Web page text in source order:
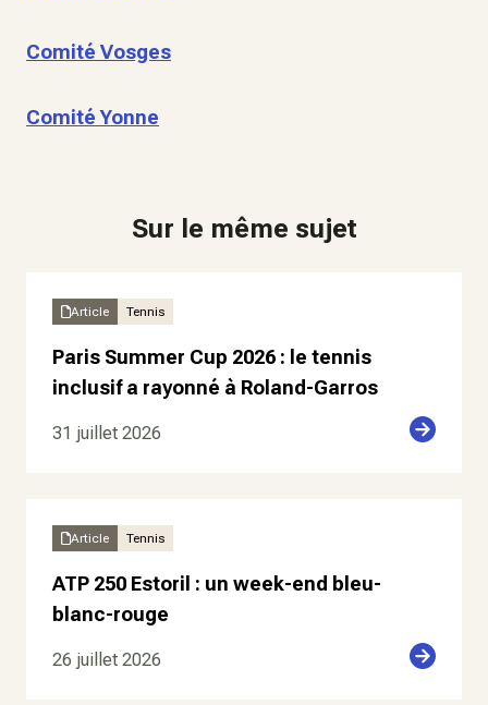
Comité Vosges
Comité Yonne
Sur le même sujet
Article Tennis
Paris Summer Cup 2026 : le tennis
inclusif a rayonné à Roland-Garros
31 juillet 2026
Article Tennis
ATP 250 Estoril : un week-end bleu-
blanc-rouge
26 juillet 2026